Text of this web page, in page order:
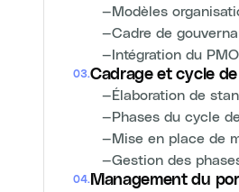
—Modèles
—Cadre de
—Intégration du
03.Cadrage et cycle
—Élaboration de
—Phases du cycle
—Mise en place de
—Gestion des
04. Management du